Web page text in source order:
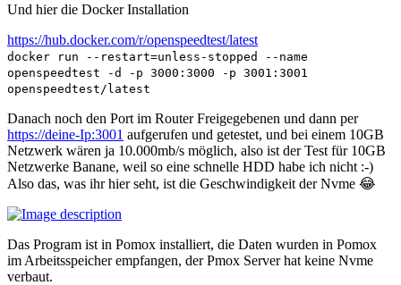
Und hier die Docker Installation
https://hub.docker.com/r/openspeedtest/latest
docker run --restart=unless-stopped --name
openspeedtest -d -p 3000:3000 -p 3001:3001
openspeedtest/latest
Danach noch den Port im Router Freigegebenen und dann per
https://deine-Ip:3001 aufgerufen und getestet, und bei einem 10GB
Netzwerk wären ja 10.000mb/s möglich, also ist der Test für 10GB
Netzwerke Banane, weil so eine schnelle HDD habe ich nicht :-)
Also das, was ihr hier seht, ist die Geschwindigkeit der Nvme 😂
Das Program ist in Pomox installiert, die Daten wurden in Pomox
im Arbeitsspeicher empfangen, der Pmox Server hat keine Nvme
verbaut.